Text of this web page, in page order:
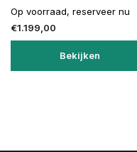
Op voorraad, reserveer nu
€1.199,00
Bekijken